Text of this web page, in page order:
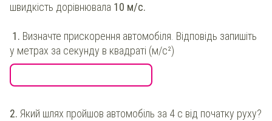
швидкість дорівнювала 10 м/с.
1. Визначте прискорення автомобіля. Відповідь запишіть
у метрах за секунду в квадраті (м/с²)
2. Який шлях пройшов автомобіль за 4 с від початку руху?